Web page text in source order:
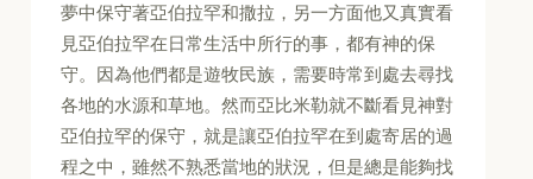
夢中保守著亞伯拉罕和撒拉，另一方面他又真實看
見亞伯拉罕在日常生活中所行的事，都有神的保
守。因為他們都是遊牧民族，需要時常到處去尋找
各地的水源和草地。然而亞比米勒就不斷看見神對
亞伯拉罕的保守，就是讓亞伯拉罕在到處寄居的過
程之中，雖然不熟悉當地的狀況，但是總是能夠找